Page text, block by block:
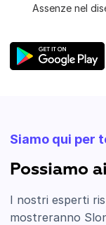
Assenze nel
Siamo qui per
Possiamo
I nostri esperti
mostreranno